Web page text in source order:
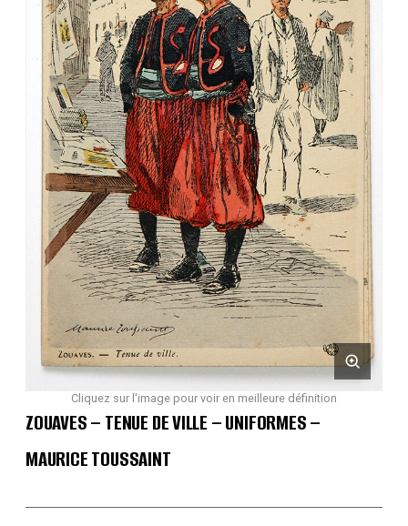
Cliquez sur l'image pour voir en meilleure définition
ZOUAVES – TENUE DE VILLE – UNIFORMES –
MAURICE TOUSSAINT